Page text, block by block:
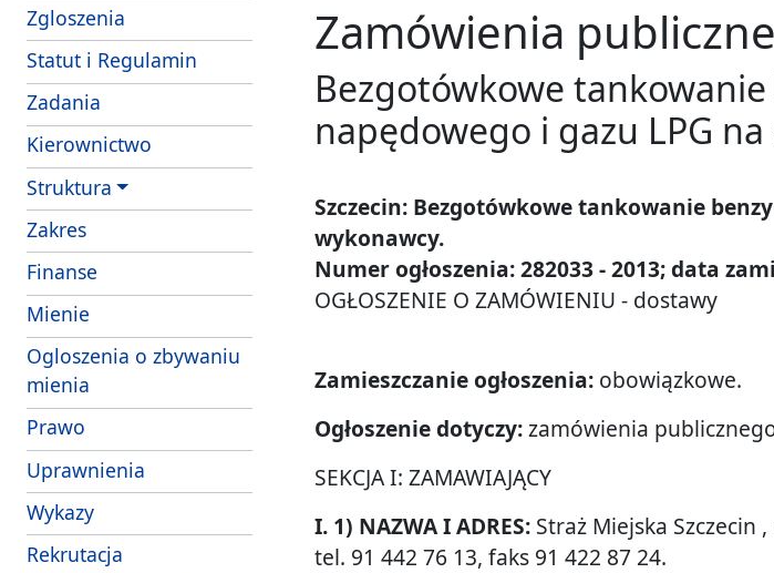
Zgloszenia - sposoby przyjmowania i zalatwiania spraw
Statut i Regulamin
Zadania i srodki dzialania Strazy Miejskiej Szczecin
Kierownictwo
Struktura
Zakres- obowiazki i uprawnienia strazników Strazy Miejskiej
Finanse
Mienie - struktura wlasnosciowa i majatek SM Szczecin
Ogloszenia o zbywaniu
mienia
Prawo
Uprawnienia
Wykazy
Rekrutacja
Zamówienia
Bezgotówkowe
napędowego i gazu LPG
Szczecin: Bezgotówkowe tankowanie
wykonawcy.
Numer ogłoszenia: 282033 - 2013; data
OGŁOSZENIE O ZAMÓWIENIU - dostawy
Zamieszczanie ogłoszenia: obowiązkowe.
Ogłoszenie dotyczy:zamówienia
SEKCJA I: ZAMAWIAJĄCY
I. 1) NAZWA I ADRES: Straż Miejska Szczecin
tel. 91 442 76 13, faks 91 422 87 24.